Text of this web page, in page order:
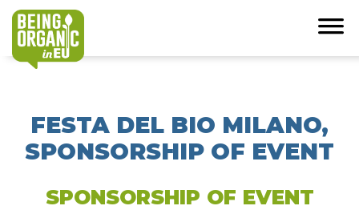
FESTA DEL BIO MILANO,
SPONSORSHIP OF EVENT
SPONSORSHIP OF EVENT